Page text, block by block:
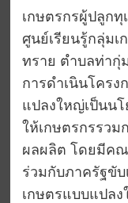
เกษตรกรผู้ปลูก
ศูนย์เรียนรู้กลุ่ม
ทราย ตำบลท่ากุ่
การดำเนินโครง
แปลงใหญ่เป็นนโ
ให้เกษตรกรรว
ผลผลิต โดยมีคณ
ร่วมกับภาครัฐขั
เกษตรแบบแปล